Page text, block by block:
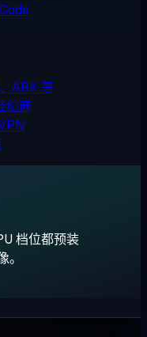
ARK 等
纪商
档位都预装